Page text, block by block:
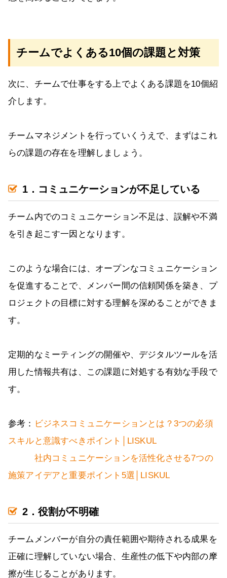
チームでよくある10個の課題と対策
次に、チームで仕事をする上でよくある課題を10個紹
介します。
チームマネジメントを行っていくうえで、まずはこれ
らの課題の存在を理解しましょう。
1．コミュニケーションが不足している
チーム内でのコミュニケーション不足は、誤解や不満
を引き起こす一因となります。
このような場合には、オープンなコミュニケーション
を促進することで、メンバー間の信頼関係を築き、プ
ロジェクトの目標に対する理解を深めることができま
す。
定期的なミーティングの開催や、デジタルツールを活
用した情報共有は、この課題に対処する有効な手段で
す。
参考： ビジネスコミュニケーションとは？3つの必須
スキルと意識すべきポイント│LISKUL
社内コミュニケーションを活性化させる7つの
施策アイデアと重要ポイント5選│LISKUL
2．役割が不明確
チームメンバーが自分の責任範囲や期待される成果を
正確に理解していない場合、生産性の低下や内部の摩
擦が生じることがあります。